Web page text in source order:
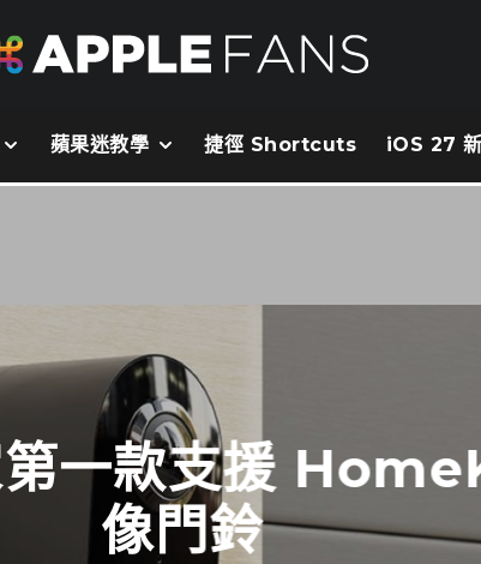
蘋果迷教學 捷徑 Shortcuts iOS 27
一款支援
像門鈴